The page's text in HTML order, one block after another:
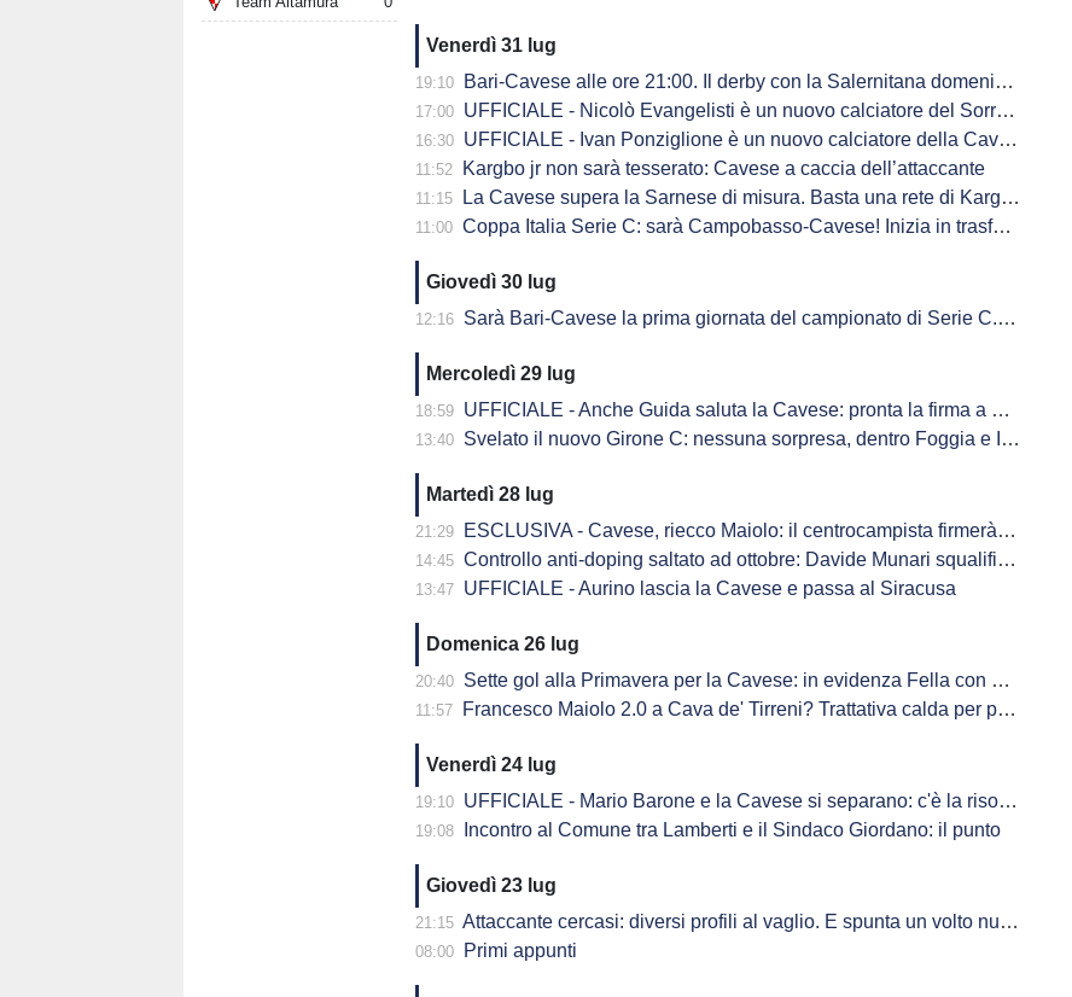
Venerdì 31 lug
19:10 Bari-Cavese alle ore 21:00. Il derby con la Salernitana domenica 6 settembre alle ore 15:00
17:00 UFFICIALE - Nicolò Evangelisti è un nuovo calciatore del Sorrento
16:30 UFFICIALE - Ivan Ponziglione è un nuovo calciatore della Cavese
11:52 Kargbo jr non sarà tesserato: Cavese a caccia dell’attaccante
11:15 La Cavese supera la Sarnese di misura. Basta una rete di Kargbo JR a decidere l'allenamento congiunto
11:00 Coppa Italia Serie C: sarà Campobasso-Cavese! Inizia in trasferta la stagione 2026-2027 per gli aquilotti
Giovedì 30 lug
12:16 Sarà Bari-Cavese la prima giornata del campionato di Serie C. Derby con la Salernitana alla terza giornata, si chiude con il Giugliano
Mercoledì 29 lug
18:59 UFFICIALE - Anche Guida saluta la Cavese: pronta la firma a Siracusa
13:40 Svelato il nuovo Girone C: nessuna sorpresa, dentro Foggia e Inter U23
Martedì 28 lug
21:29 ESCLUSIVA - Cavese, riecco Maiolo: il centrocampista firmerà nelle prossime ore
14:45 Controllo anti-doping saltato ad ottobre: Davide Munari squalificato 2 anni
13:47 UFFICIALE - Aurino lascia la Cavese e passa al Siracusa
Domenica 26 lug
20:40 Sette gol alla Primavera per la Cavese: in evidenza Fella con una doppietta
11:57 Francesco Maiolo 2.0 a Cava de' Tirreni? Trattativa calda per portare il classe 2006 di nuovo in biancoblù
Venerdì 24 lug
19:10 UFFICIALE - Mario Barone e la Cavese si separano: c'è la risoluzione
19:08 Incontro al Comune tra Lamberti e il Sindaco Giordano: il punto
Giovedì 23 lug
21:15 Attaccante cercasi: diversi profili al vaglio. E spunta un volto nuovo in ritiro
08:00 Primi appunti